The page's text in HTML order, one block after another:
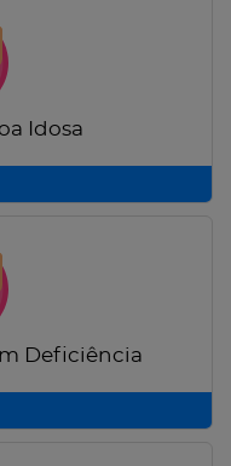
Idosa
Deficiência